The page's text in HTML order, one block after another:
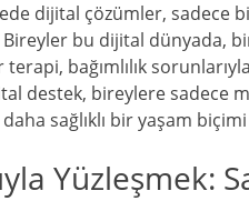
dijital çözümler, sadece
bu dijital dünyada,
bağımlılık
destek, bireylere
sağlıklı bir yaşam
Yüzleşmek: